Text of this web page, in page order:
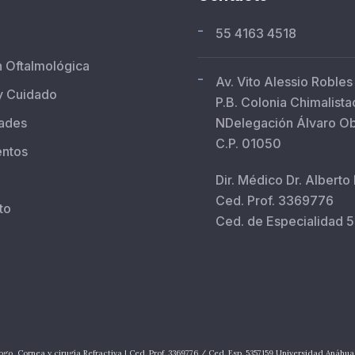
Oftalmológica
Cuidado
- 55 4163 4518
-
Av. Vito Alessio
P.B. Colonia
NDelegación Álvaro
C.P. 01050
Dir. Médico Dr. Alberto
Ced. Prof. 3369776
Ced. de Especialidad